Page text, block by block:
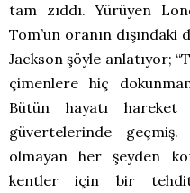
tam zıddı. Yürüyen
Tom’un oranın
Jackson şöyle anlatıyor;
çimenlere hiç
Bütün hayatı
güvertelerinde geçmiş.
olmayan her şeyden
kentler için bir tehdit